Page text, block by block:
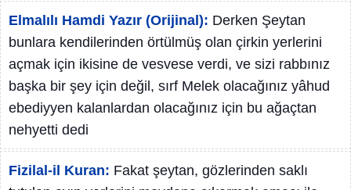
Elmalılı Hamdi Yazır (Orijinal): Derken Şeytan
bunlara kendilerinden örtülmüş olan çirkin yerlerini
açmak için ikisine de vesvese verdi, ve sizi rabbınız
başka bir şey için değil, sırf Melek olacağınız yâhud
ebediyyen kalanlardan olacağınız için bu ağaçtan
nehyetti dedi
Fizilal-il Kuran: Fakat şeytan, gözlerinden saklı